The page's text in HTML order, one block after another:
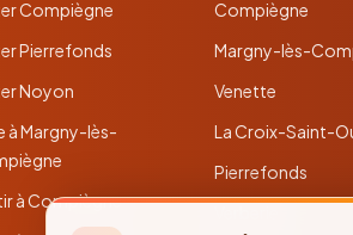
Compiègne
Pierrefonds
Noyon
à Margny-lès-
à Compiègne
Compiègne
Margny-lès-
Venette
La Croix-Saint-
Pierrefonds